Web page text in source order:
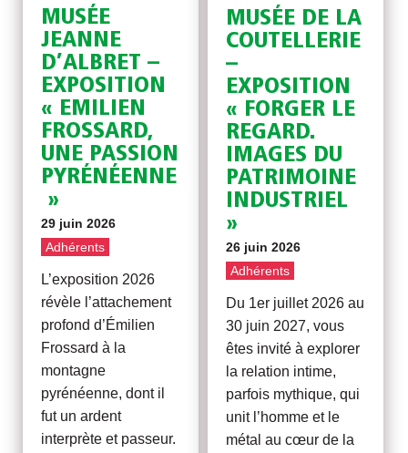
MUSÉE
JEANNE
D’ALBRET –
EXPOSITION
« EMILIEN
FROSSARD,
UNE PASSION
PYRÉNÉENNE
»
29 juin 2026
Adhérents
L’exposition 2026
révèle l’attachement
profond d’Émilien
Frossard à la
montagne
pyrénéenne, dont il
fut un ardent
interprète et passeur.
MUSÉE DE LA
COUTELLERIE
–
EXPOSITION
« FORGER LE
REGARD.
IMAGES DU
PATRIMOINE
INDUSTRIEL
»
26 juin 2026
Adhérents
Du 1er juillet 2026 au
30 juin 2027, vous
êtes invité à explorer
la relation intime,
parfois mythique, qui
unit l’homme et le
métal au cœur de la